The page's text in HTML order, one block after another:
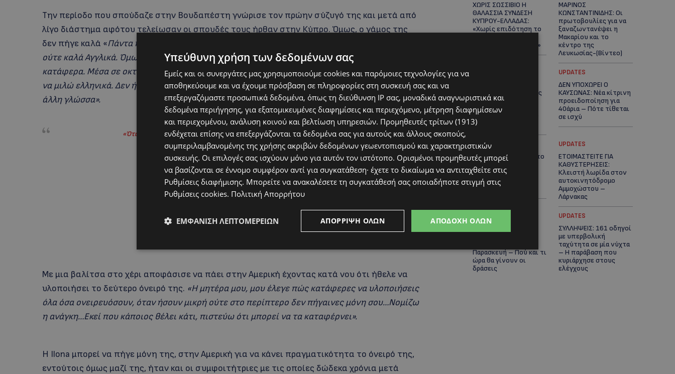
Την περίοδο που σπούδαζε στην Βουδαπέστη γνώρισε τον πρώην σύζυγό της και μετά από
λίγο διάστημα αφότου τελείωσαν οι σπουδές τους ήρθαν στην Κύπρο. Όμως, ο γάμος της
δεν πήγε καλά «Πάντα ήθελα να δουλέψω. Όταν ήρθα στην Κύπρο δεν ήξερα ούτε ελληνικά
ούτε καλά Αγγλικά. Όμως, ήθελα να δουλέψω και έτσι προσπάθησα να μάθω ελληνικά. Και τα
κατάφερα. Μέσα σε οκτώ μήνες βλέποντας συνεχώς τηλεόραση και διαβάζοντας κατόρθωσα
να μιλώ ελληνικά. Δεν ήθελα να μένω σε μια χώρα και να αναγκάζω τον άλλο να μου μιλά σε
άλλη γλώσσα».
«Όταν ήρθα στην Κύπρο δεν ήξερα ούτε ελληνικά ούτε καλά Αγγλικά»
Με μια βαλίτσα στο χέρι αποφάσισε να πάει στην Αμερική έχοντας κατά νου ότι ήθελε να
υλοποιήσει το δεύτερο όνειρό της. «Η μητέρα μου, μου έλεγε πώς κατάφερες να υλοποιήσεις
όλα όσα ονειρευόσουν, όταν ήσουν μικρή ούτε στο περίπτερο δεν πήγαινες μόνη σου…Νομίζω
η ανάγκη…Εκεί που κάποιος θέλει κάτι, πιστεύω ότι μπορεί να τα καταφέρνει».
Η Ilona μπορεί να πήγε μόνη της, στην Αμερική για να κάνει πραγματικότητα το όνειρό της,
εντούτοις όμως μαζί της, ήταν και οι συμφοιτήτριες με τις οποίες δώδεκα χρόνια μετά
ΧΩΡΙΣ ΣΩΣΣΙΒΙΟ Η
ΘΑΛΑΣΣΙΑ ΣΥΝΔΕΣΗ
ΚΥΠΡΟΥ-ΕΛΛΑΔΑΣ:
«Χωρίς επιδότηση το
ξανασηκώσει άγκυρα»
ΜΑΡΙΝΟΣ
ΚΩΝΣΤΑΝΤΙΝΙΔΗΣ: Οι
πρωτοβουλίες για να
ξαναζωντανέψει η
Μακαρίου και το
κέντρο της
Λευκωσίας-(Βίντεο)
ΛΕΥΚΩΣΙΑ: Χειροπέδες
και στη σύζυγο του
27χρονου – Φέρεται
να παραπλάνησε την
Αστυνομία
UPDATES
ΔΕΝ ΥΠΟΧΩΡΕΙ Ο
ΚΑΥΣΩΝΑΣ: Νέα κίτρινη
προειδοποίηση για
40άρια – Πότε τίθεται
σε ισχύ
UPDATES
VIRAL: Κοράκι πήρε στο
κυνήγι γυναίκα – Η
απρόσμενη επίθεση
καταγράφηκε σε
βίντεο
UPDATES
ΕΤΟΙΜΑΣΤΕΙΤΕ ΓΙΑ
ΚΑΘΥΣΤΕΡΗΣΕΙΣ:
Κλειστή λωρίδα στον
αυτοκινητόδρομο
Αμμοχώστου –
Λάρνακας
Παρασκευή – Πού και τι
ώρα θα γίνουν οι
δράσεις
UPDATES
ΣΥΛΛΗΨΕΙΣ: 161 οδηγοί
με υπερβολική
ταχύτητα σε μία νύχτα
– Η παράβαση που
κυριάρχησε στους
ελέγχους
Υπεύθυνη χρήση των δεδομένων σας
Εμείς και οι συνεργάτες μας χρησιμοποιούμε cookies και παρόμοιες τεχνολογίες για να
αποθηκεύουμε και να έχουμε πρόσβαση σε πληροφορίες στη συσκευή σας και να
επεξεργαζόμαστε προσωπικά δεδομένα, όπως τη διεύθυνση IP σας, μοναδικά αναγνωριστικά και
δεδομένα περιήγησης, για εξατομικευμένες διαφημίσεις και περιεχόμενο, μέτρηση διαφημίσεων
και περιεχομένου, ανάλυση κοινού και βελτίωση υπηρεσιών. Προμηθευτές τρίτων (1913)
ενδέχεται επίσης να επεξεργάζονται τα δεδομένα σας για αυτούς και άλλους σκοπούς,
συμπεριλαμβανομένης της χρήσης ακριβών δεδομένων γεωεντοπισμού και χαρακτηριστικών
συσκευής. Οι επιλογές σας ισχύουν μόνο για αυτόν τον ιστότοπο. Ορισμένοι προμηθευτές μπορεί
να βασίζονται σε έννομο συμφέρον αντί για συγκατάθεση· έχετε το δικαίωμα να αντιταχθείτε στις
Ρυθμίσεις διαφήμισης. Μπορείτε να ανακαλέσετε τη συγκατάθεσή σας οποιαδήποτε στιγμή στις
Ρυθμίσεις cookies. Πολιτική Απορρήτου
ΑΠΟΔΟΧΉ ΌΛΩΝ
ΑΠΌΡΡΙΨΗ ΌΛΩΝ
ΕΜΦΆΝΙΣΗ ΛΕΠΤΟΜΕΡΕΙΏΝ